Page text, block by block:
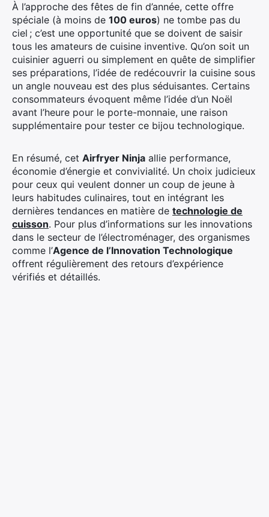
À l’approche des fêtes de fin d’année, cette offre
spéciale (à moins de 100 euros) ne tombe pas du
ciel ; c’est une opportunité que se doivent de saisir
tous les amateurs de cuisine inventive. Qu’on soit un
cuisinier aguerri ou simplement en quête de simplifier
ses préparations, l’idée de redécouvrir la cuisine sous
un angle nouveau est des plus séduisantes. Certains
consommateurs évoquent même l’idée d’un Noël
avant l’heure pour le porte-monnaie, une raison
supplémentaire pour tester ce bijou technologique.
En résumé, cet Airfryer Ninja allie performance,
économie d’énergie et convivialité. Un choix judicieux
pour ceux qui veulent donner un coup de jeune à
leurs habitudes culinaires, tout en intégrant les
dernières tendances en matière de technologie de
cuisson. Pour plus d’informations sur les innovations
dans le secteur de l’électroménager, des organismes
comme l’Agence de l’Innovation Technologique
offrent régulièrement des retours d’expérience
vérifiés et détaillés.